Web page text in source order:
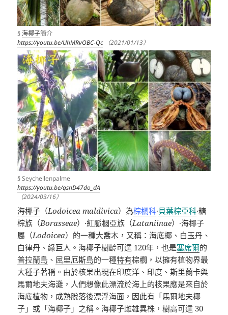
§海椰子簡介
https://youtu.be/UhMRvOBC-Qc（2021/01/13）
§ Seychellenpalme
https://youtu.be/qsnD47do_dA
（2024/03/16）
海椰子 （Lodoicea maldivica）為棕櫚科·貝葉棕亞科·糖
棕族（Borasseae） ·紅脈櫚亞族（Lataniinae） ·海椰子
屬（Lodoicea）的一種大喬木，又稱：海底椰、白玉丹、
白律丹、綠巨人。海椰子樹齡可達 120年，也是塞席爾的
普拉蘭島 、 屈里厄斯島的一種特有棕櫚，以擁有植物界最
大種子著稱。由於核果出現在印度洋、印度、斯里蘭卡與
馬爾地夫海灘，人們想像此漂流於海上的核果應是來自於
海底植物，成熟脫落後漂浮海面，因此有「馬爾地夫椰
子」或「海椰子」之稱。海椰子雌雄異株，樹高可達 30